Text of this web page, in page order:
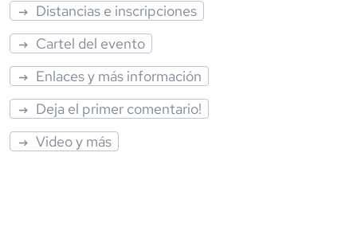
Distancias e inscripciones
Cartel del evento
Enlaces y más información
Deja el primer comentario!
Video y más